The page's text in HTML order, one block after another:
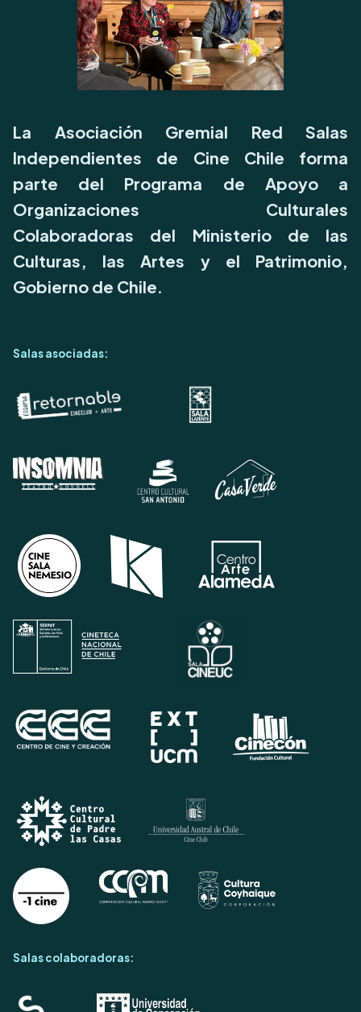
La Asociación Gremial Red Salas
Independientes de Cine Chile forma
parte del Programa de Apoyo a
Organizaciones Culturales
Colaboradoras del Ministerio de las
Culturas, las Artes y el Patrimonio,
Gobierno de Chile.
Salas asociadas:
Salas colaboradoras: